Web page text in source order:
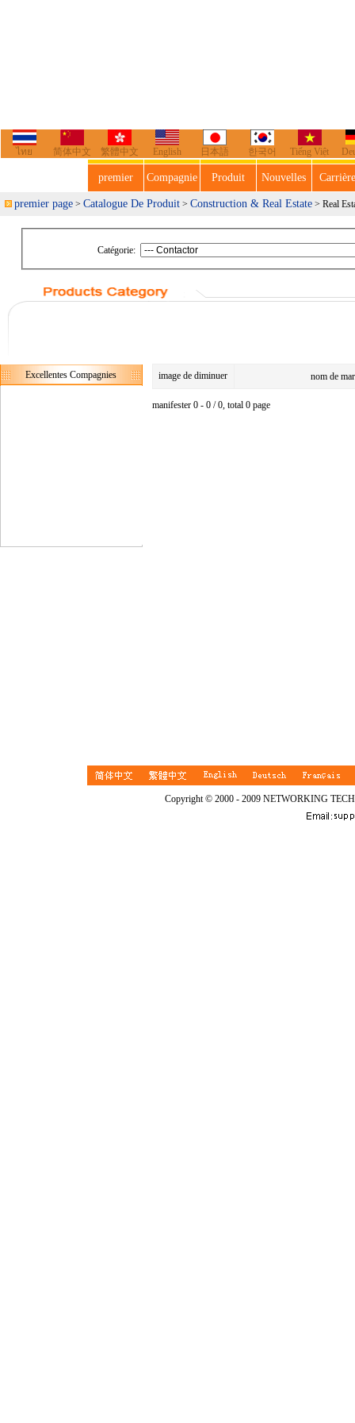
ไทย 简体中文 繁體中文 English 日本語 한국어 Tiếng Việt
premier Compagnie Produit Nouvelles
premier page > Catalogue De Produit > Construction & Real Estate > Real
Catégorie:
Excellentes Compagnies image de diminuer nom de
manifester 0 - 0 / 0, total 0 page
Copyright © 2000 - 2009 NETWORKING